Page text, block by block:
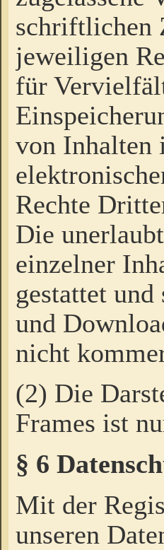
schriftlichen
jeweiligen
für
von Inhalten
Rechte
Die
einzelner
gestattet
und
nicht
(2) Die
Frames ist
§ 6
Mit der
unseren